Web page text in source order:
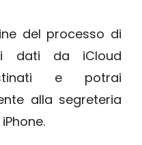
del processo di
dati da iCloud
e potrai
alla segreteria